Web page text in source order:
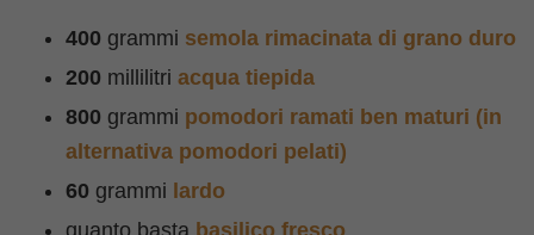
400 grammi semola rimacinata di grano duro
200 millilitri acqua tiepida
800 grammi pomodori ramati ben maturi (in
alternativa pomodori pelati)
60 grammi lardo
quanto basta basilico fresco